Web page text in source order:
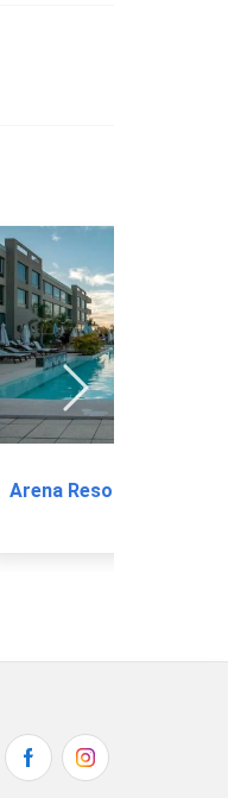
Arena Resort